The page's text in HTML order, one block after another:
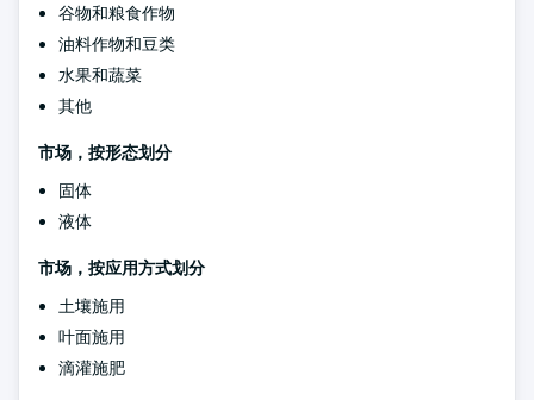
谷物和粮食作物
油料作物和豆类
水果和蔬菜
其他
市场，按形态划分
固体
液体
市场，按应用方式划分
土壤施用
叶面施用
滴灌施肥